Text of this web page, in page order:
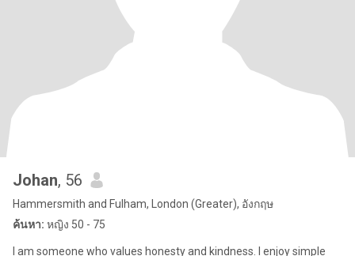
Johan, 56
Hammersmith and Fulham, London (Greater), อังกฤษ
ค้นหา: หญิง 50 - 75
I am someone who values honesty and kindness. I enjoy simple